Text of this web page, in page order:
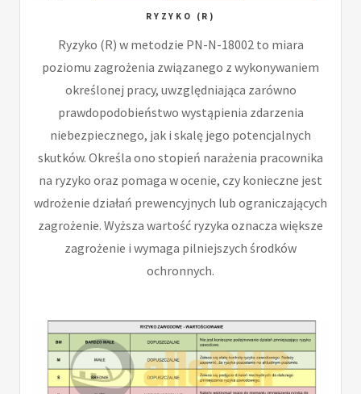
RYZYKO (R)
Ryzyko (R) w metodzie PN-N-18002 to miara
poziomu zagrożenia związanego z wykonywaniem
określonej pracy, uwzględniająca zarówno
prawdopodobieństwo wystąpienia zdarzenia
niebezpiecznego, jak i skalę jego potencjalnych
skutków. Określa ono stopień narażenia pracownika
na ryzyko oraz pomaga w ocenie, czy konieczne jest
wdrożenie działań prewencyjnych lub ograniczających
zagrożenie. Wyższa wartość ryzyka oznacza większe
zagrożenie i wymaga pilniejszych środków
ochronnych.